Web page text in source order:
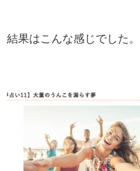
結果はこんな感じでした。